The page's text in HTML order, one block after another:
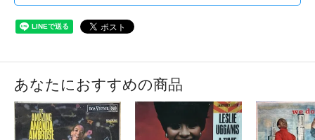
あなたにおすすめの商品